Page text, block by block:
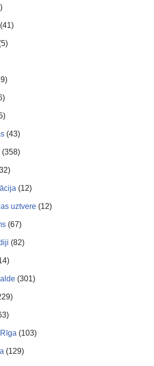
(41)
(43)
(358)
(12)
uztvere (12)
(67)
(82)
(301)
(103)
(129)